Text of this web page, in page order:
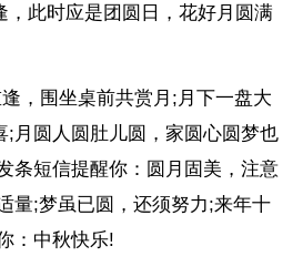
，此时应是团圆日，花好月圆满
，围坐桌前共赏月;月下一盘大
;月圆人圆肚儿圆，家圆心圆梦也
条短信提醒你：圆月固美，注意
量;梦虽已圆，还须努力;来年十
：中秋快乐!